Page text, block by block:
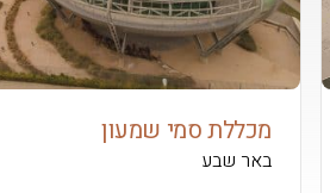
מכללת סמי שמעון
באר שבע